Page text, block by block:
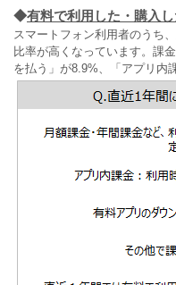
◆有料で利用した・購入
スマートフォン利用者のうち
比率が高くなっています。課
を払う」が8.9%、「アプリ内